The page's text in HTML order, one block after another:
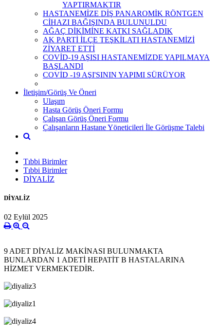
YAPTIRMAKTIR
HASTANEMİZE DİŞ PANAROMİK RÖNTGEN
CİHAZI BAĞIŞINDA BULUNULDU
AĞAÇ DİKİMİNE KATKI SAĞLADIK
AK PARTİ İLÇE TEŞKİLATI HASTANEMİZİ
ZİYARET ETTİ
COVİD-19 AŞISI HASTANEMİZDE YAPILMAYA
BAŞLANDI
COVİD -19 AŞI'SININ YAPIMI SÜRÜYOR
İletişim/Görüş Ve Öneri
Ulaşım
Hasta Görüş Öneri Formu
Çalışan Görüş Öneri Formu
Çalışanların Hastane Yöneticileri İle Görüşme Talebi
Tıbbi Birimler
Tıbbi Birimler
DİYALİZ
DİYALİZ
02 Eylül 2025
9 ADET DİYALİZ MAKİNASI BULUNMAKTA
BUNLARDAN 1 ADETİ HEPATİT B HASTALARINA
HİZMET VERMEKTEDİR.